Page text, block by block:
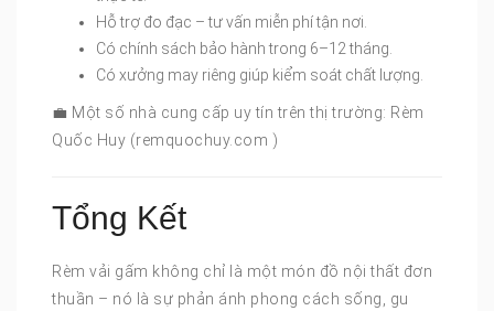
Hỗ trợ đo đạc – tư vấn miễn phí tận nơi.
Có chính sách bảo hành trong 6–12 tháng.
Có xưởng may riêng giúp kiểm soát chất lượng.
💼 Một số nhà cung cấp uy tín trên thị trường: Rèm
Quốc Huy (remquochuy.com )
Tổng Kết
Rèm vải gấm không chỉ là một món đồ nội thất đơn
thuần – nó là sự phản ánh phong cách sống, gu